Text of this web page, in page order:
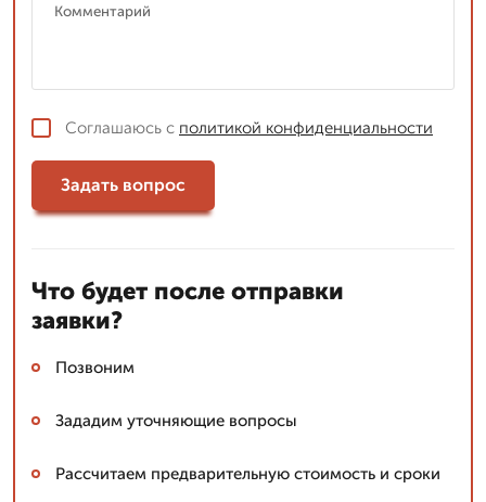
Соглашаюсь с политикой конфиденциальности
Задать вопрос
Что будет после отправки
заявки?
Позвоним
Зададим уточняющие вопросы
Рассчитаем предварительную стоимость и сроки